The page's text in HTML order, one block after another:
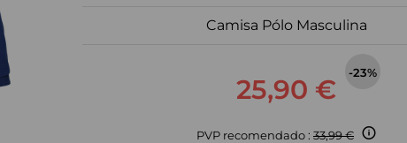
Camisa Pólo Masculina
25,90 €
-23%
PVP recomendado : 33,99 €